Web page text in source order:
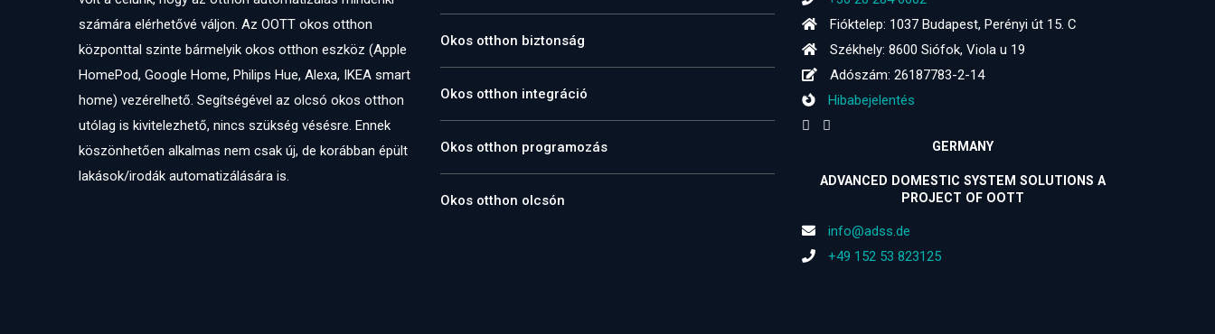
számára elérhetővé váljon. Az OOTT okos otthon
központtal szinte bármelyik okos otthon eszköz (Apple
HomePod, Google Home, Philips Hue, Alexa, IKEA smart
home) vezérelhető. Segítségével az olcsó okos otthon
utólag is kivitelezhető, nincs szükség vésésre. Ennek
köszönhetően alkalmas nem csak új, de korábban épült
lakások/irodák automatizálására is.
Okos otthon biztonság
Okos otthon integráció
Okos otthon programozás
Okos otthon olcsón
Fióktelep: 1037 Budapest, Perényi út 15. C
Székhely: 8600 Siófok, Viola u 19
Adószám: 26187783-2-14
Hibabejelentés
GERMANY
ADVANCED DOMESTIC SYSTEM SOLUTIONS A
PROJECT OF OOTT
info@adss.de
+49 152 53 823125